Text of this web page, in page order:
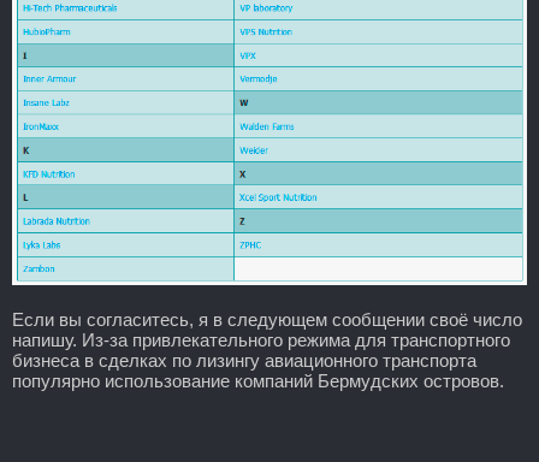
Если вы согласитесь, я в следующем сообщении своё число
напишу. Из-за привлекательного режима для транспортного
бизнеса в сделках по лизингу авиационного транспорта
популярно использование компаний Бермудских островов.